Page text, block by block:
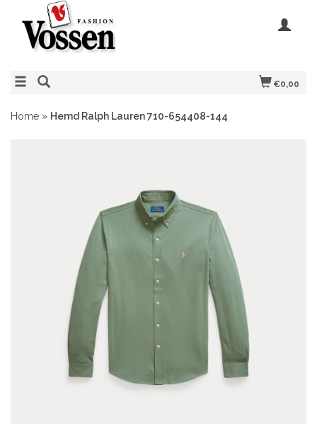
€0,00
Home » Hemd Ralph Lauren 710-654408-144